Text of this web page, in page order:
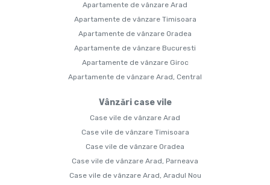
Apartamente de vânzare Arad
Apartamente de vânzare Timisoara
Apartamente de vânzare Oradea
Apartamente de vânzare Bucuresti
Apartamente de vânzare Giroc
Apartamente de vânzare Arad, Central
Vânzări case vile
Case vile de vânzare Arad
Case vile de vânzare Timisoara
Case vile de vânzare Oradea
Case vile de vânzare Arad, Parneava
Case vile de vânzare Arad, Aradul Nou